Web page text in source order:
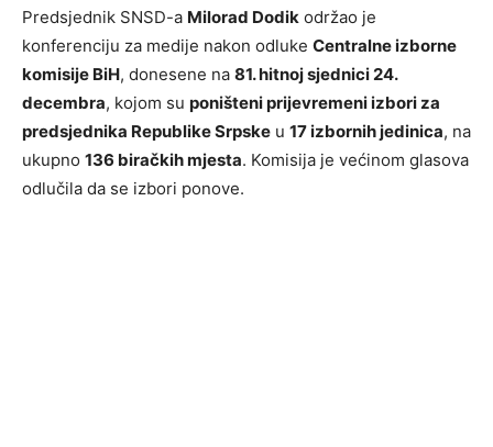
Predsjednik SNSD-a Milorad Dodik održao je
konferenciju za medije nakon odluke Centralne izborne
komisije BiH, donesene na 81. hitnoj sjednici 24.
decembra, kojom su poništeni prijevremeni izbori za
predsjednika Republike Srpske u 17 izbornih jedinica, na
ukupno 136 biračkih mjesta. Komisija je većinom glasova
odlučila da se izbori ponove.